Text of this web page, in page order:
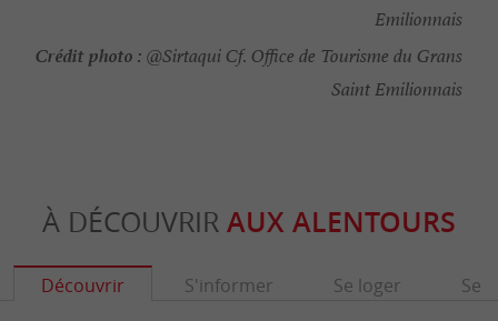
Emilionnais
Crédit photo : @Sirtaqui Cf. Office de Tourisme du Grans
Saint Emilionnais
À DÉCOUVRIR AUX ALENTOURS
Découvrir S'informer Se loger Se